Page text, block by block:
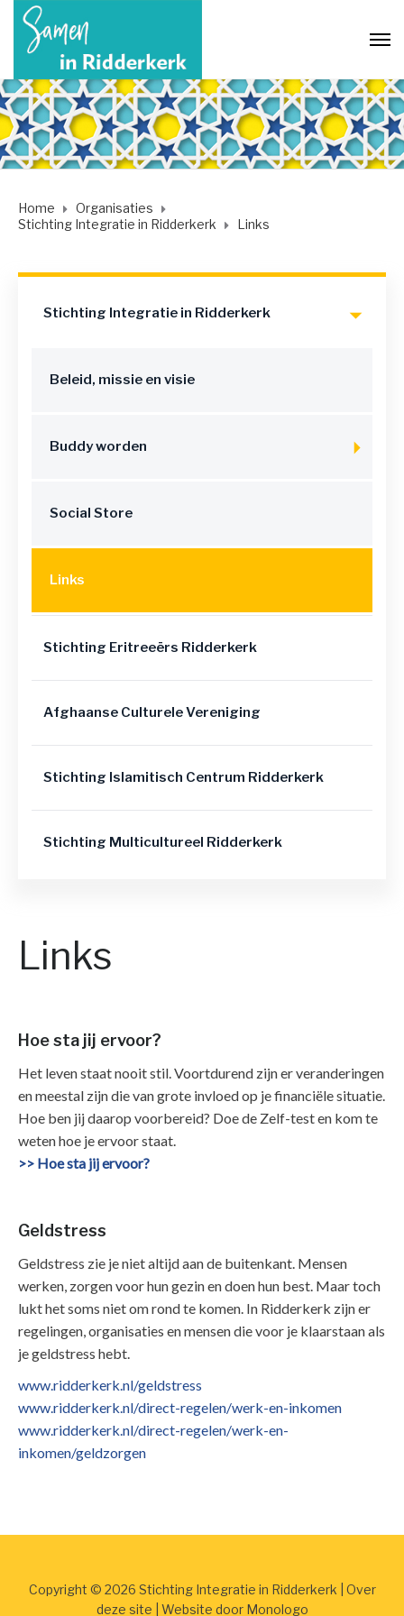
Home
Organisaties
Stichting Integratie in Ridderkerk
Links
Links
Hoe sta jij ervoor?
Het leven staat nooit stil. Voortdurend zijn er veranderingen
en meestal zijn die van grote invloed op je financiële situatie.
Hoe ben jij daarop voorbereid? Doe de Zelf-test en kom te
weten hoe je ervoor staat.
>> Hoe sta jij ervoor?
Geldstress
Geldstress zie je niet altijd aan de buitenkant. Mensen
werken, zorgen voor hun gezin en doen hun best. Maar toch
lukt het soms niet om rond te komen. In Ridderkerk zijn er
regelingen, organisaties en mensen die voor je klaarstaan als
je geldstress hebt.
www.ridderkerk.nl/geldstress
www.ridderkerk.nl/direct-regelen/werk-en-inkomen
www.ridderkerk.nl/direct-regelen/werk-en-
inkomen/geldzorgen
Stichting Integratie in Ridderkerk
Beleid, missie en visie
Buddy worden
Social Store
Links
Stichting Eritreeërs Ridderkerk
Afghaanse Culturele Vereniging
Stichting Islamitisch Centrum Ridderkerk
Stichting Multicultureel Ridderkerk
Copyright © 2026 Stichting Integratie in Ridderkerk | Over
deze site | Website door Monologo